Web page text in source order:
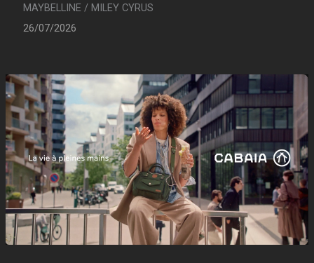
MAYBELLINE / MILEY CYRUS
26/07/2026